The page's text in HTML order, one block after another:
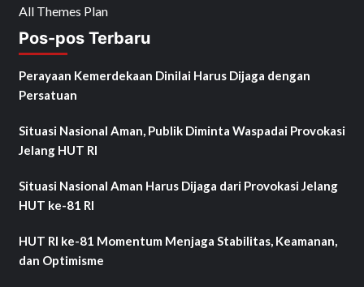
All Themes Plan
Pos-pos Terbaru
Perayaan Kemerdekaan Dinilai Harus Dijaga dengan
Persatuan
Situasi Nasional Aman, Publik Diminta Waspadai Provokasi
Jelang HUT RI
Situasi Nasional Aman Harus Dijaga dari Provokasi Jelang
HUT ke-81 RI
HUT RI ke-81 Momentum Menjaga Stabilitas, Keamanan,
dan Optimisme